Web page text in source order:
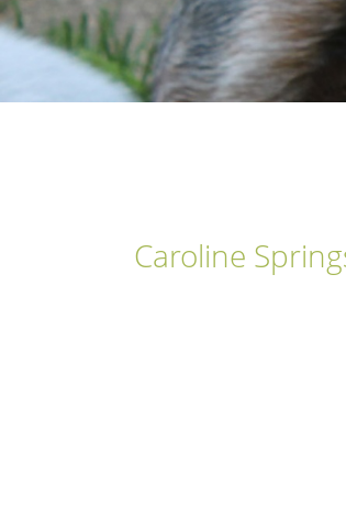
Caroline